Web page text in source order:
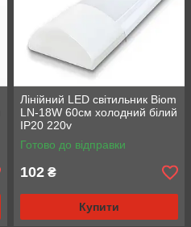
Лінійний LED світильник Biom
LN-18W 60см холодний білий
IP20 220v
Готово до відправки
102 ₴
Купити